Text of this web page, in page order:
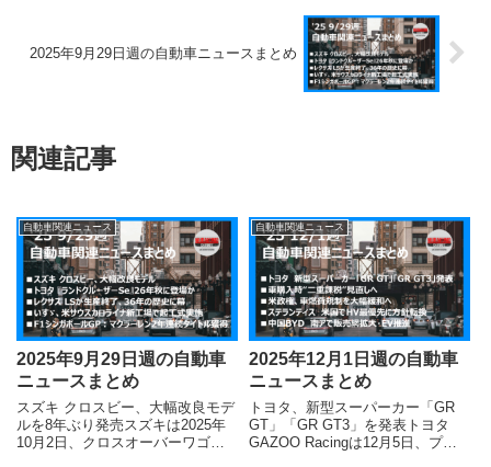
2025年9月29日週の自動車ニュースまとめ
関連記事
自動車関連ニュース
2025年9月29日週の自動車
ニュースまとめ
スズキ クロスビー、大幅改良モデ
ルを8年ぶり発売スズキは2025年
10月2日、クロスオーバーワゴン
自動車関連ニュース
2025年12月1日週の自動車
ニュースまとめ
トヨタ、新型スーパーカー「GR
GT」「GR GT3」を発表トヨタ
GAZOO Racingは12月5日、プロ